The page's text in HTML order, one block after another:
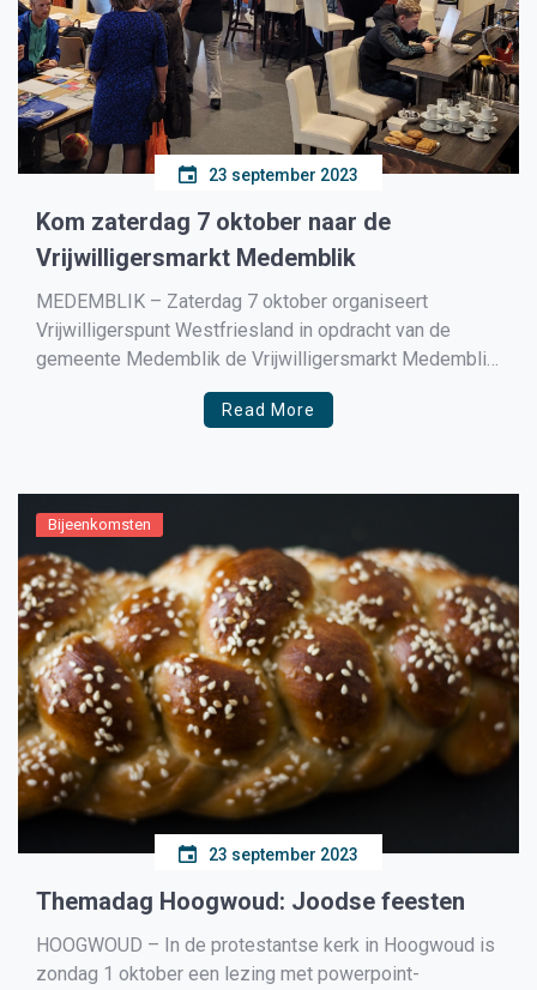
23 september 2023
Kom zaterdag 7 oktober naar de
Vrijwilligersmarkt Medemblik
MEDEMBLIK – Zaterdag 7 oktober organiseert
Vrijwilligerspunt Westfriesland in opdracht van de
gemeente Medemblik de Vrijwilligersmarkt Medemblik
in Valbrug. Wil je vrijwilligerswerk doen, maar weet je
nog niet wat en waar? Laat je inspireren door maar
Read More
Bijeenkomsten
23 september 2023
Themadag Hoogwoud: Joodse feesten
HOOGWOUD – In de protestantse kerk in Hoogwoud is
zondag 1 oktober een lezing met powerpoint-